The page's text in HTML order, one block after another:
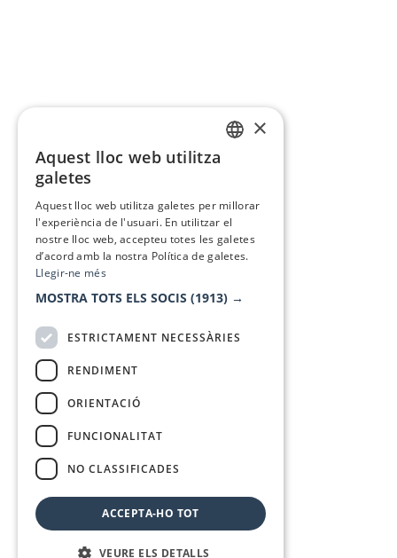
×
Aquest lloc web utilitza
galetes
Aquest lloc web utilitza galetes per millorar
l'experiència de l'usuari. En utilitzar el
nostre lloc web, accepteu totes les galetes
d’acord amb la nostra Política de galetes.
Llegir-ne més
MOSTRA TOTS ELS SOCIS (1913) →
ESTRICTAMENT NECESSÀRIES
RENDIMENT
ORIENTACIÓ
FUNCIONALITAT
NO CLASSIFICADES
ACCEPTA-HO TOT
VEURE ELS DETALLS